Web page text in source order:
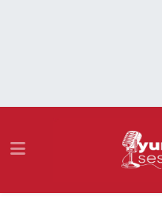
Namaz Vakitleri